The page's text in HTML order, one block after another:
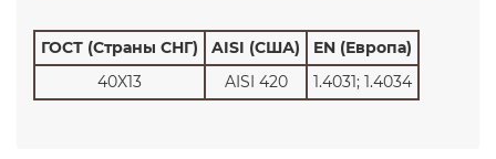
ГОСТ (Страны СНГ) AISI (США)
EN (Европа)
40X13
AISI 420 1.4031; 1.4034